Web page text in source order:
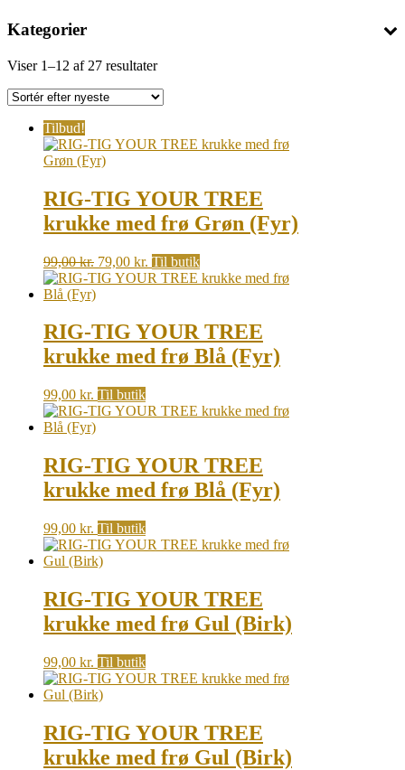
Kategorier
Viser 1–12 af 27 resultaterSorted
latest
Tilbud!
RIG-TIG YOUR TREE
krukke med frø Grøn (Fyr)
99,00kr. Original
price
79,00 kr. Current
price
Til butik
RIG-TIG YOUR TREE
krukke med frø Blå (Fyr)
99,00 kr. Til butik
RIG-TIG YOUR TREE
krukke med frø Blå (Fyr)
99,00 kr. Til butik
RIG-TIG YOUR TREE
krukke med frø Gul (Birk)
99,00 kr. Til butik
RIG-TIG YOUR TREE
krukke med frø Gul (Birk)